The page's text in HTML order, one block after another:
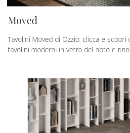
Moved
Tavolini Moved di Ozzio: clicca e
tavolini moderni in vetro del noto e